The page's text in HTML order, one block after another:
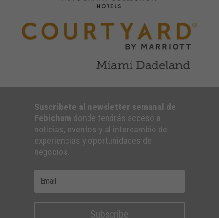
Suscribete al newsletter semanal de
Febicham donde tendrás acceso a
noticias, eventos y al intercambio de
experiencias y oportunidades de
negocios.
Subscribe